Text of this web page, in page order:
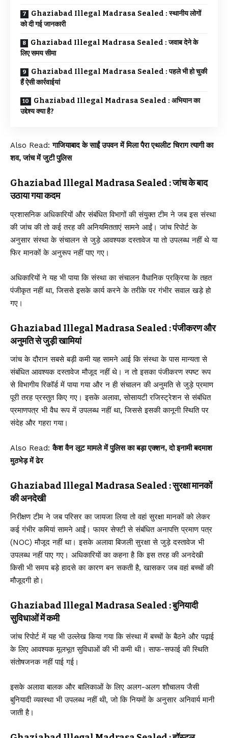
Ghaziabad Illegal Madrasa Sealed : स्थानीय लोगों
को दी गई जानकारी
Ghaziabad Illegal Madrasa Sealed : जवाब देने के
लिए समय सीमा
Ghaziabad Illegal Madrasa Sealed : पहले भी हो चुकी
हैं ऐसी कार्रवाईयां
Ghaziabad Illegal Madrasa Sealed : अभियान का
उद्देश्य क्या है?
Also Read:गाजियाबाद के साईं उपवन में मिला पैरा एथलीट चिराग त्यागी का
शव, जांच में जुटी पुलिस
Ghaziabad Illegal Madrasa Sealed : जांच के बाद
उठाया गया कदम
प्रशासनिक अधिकारियों और संबंधित विभागों की संयुक्त टीम ने जब इस संस्था
की जांच की तो कई तरह की अनियमितताएं सामने आईं। जांच रिपोर्ट के
अनुसार संस्था के संचालन से जुड़े आवश्यक दस्तावेज या तो उपलब्ध नहीं थे या
फिर मानकों के अनुरूप नहीं पाए गए।
अधिकारियों ने यह भी पाया कि संस्था का संचालन वैधानिक प्रक्रिया के तहत
पंजीकृत नहीं था, जिससे इसके कार्य करने के तरीके पर गंभीर सवाल खड़े हो
गए।
Ghaziabad Illegal Madrasa Sealed : पंजीकरण और
अनुमति से जुड़ी खामियां
जांच के दौरान सबसे बड़ी कमी यह सामने आई कि संस्था के पास मान्यता से
संबंधित आवश्यक दस्तावेज मौजूद नहीं थे। न तो इसका पंजीकरण स्पष्ट रूप
से विभागीय रिकॉर्ड में पाया गया और न ही संचालन की अनुमति से जुड़े प्रमाण
पूरी तरह प्रस्तुत किए गए। इसके अलावा, सोसायटी रजिस्ट्रेशन से संबंधित
प्रमाणपत्र भी वैध रूप में उपलब्ध नहीं था, जिससे इसकी कानूनी स्थिति पर
संदेह और गहरा गया।
Also Read:कैश वैन लूट मामले में पुलिस का बड़ा एक्शन, दो इनामी बदमाश
मुठभेड़ में ढेर
Ghaziabad Illegal Madrasa Sealed : सुरक्षा मानकों
की अनदेखी
निरीक्षण टीम ने जब परिसर का जायजा लिया तो वहां सुरक्षा मानकों को लेकर
कई गंभीर कमियां सामने आईं। फायर सेफ्टी से संबंधित अनापत्ति प्रमाण पत्र
(NOC) मौजूद नहीं था। इसके अलावा बिजली सुरक्षा से जुड़े दस्तावेज भी
उपलब्ध नहीं पाए गए। अधिकारियों का कहना है कि इस तरह की अनदेखी
किसी भी समय बड़े हादसे का कारण बन सकती है, खासकर जब वहां बच्चों की
मौजूदगी हो।
Ghaziabad Illegal Madrasa Sealed : बुनियादी
सुविधाओं में कमी
जांच रिपोर्ट में यह भी उल्लेख किया गया कि संस्था में बच्चों के बैठने और पढ़ाई
के लिए आवश्यक मूलभूत सुविधाओं की भी कमी थी। साफ-सफाई की स्थिति
संतोषजनक नहीं पाई गई।
इसके अलावा बालक और बालिकाओं के लिए अलग-अलग शौचालय जैसी
बुनियादी व्यवस्था भी उपलब्ध नहीं थी, जो कि नियमों के अनुसार अनिवार्य मानी
जाती है।